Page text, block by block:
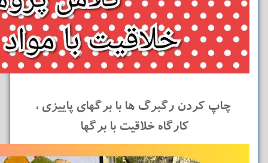
چاپ کردن رگبرگ ها با برگهای پاییزی ،
کارگاه خلاقیت با برگها